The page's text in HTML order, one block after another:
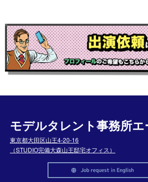
モデルタレント事務所エ
東京都大田区山王4-20-16
（STUDIO完備大森山王邸宅オフィス）